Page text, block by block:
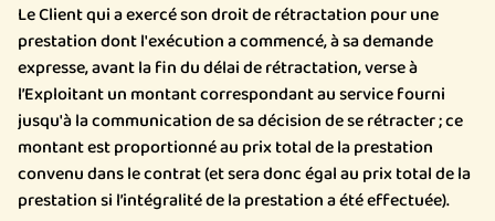
Le Client qui a exercé son droit de rétractation pour une
prestation dont l'exécution a commencé, à sa demande
expresse, avant la fin du délai de rétractation, verse à
l’Exploitant un montant correspondant au service fourni
jusqu'à la communication de sa décision de se rétracter ; ce
montant est proportionné au prix total de la prestation
convenu dans le contrat (et sera donc égal au prix total de la
prestation si l’intégralité de la prestation a été effectuée).